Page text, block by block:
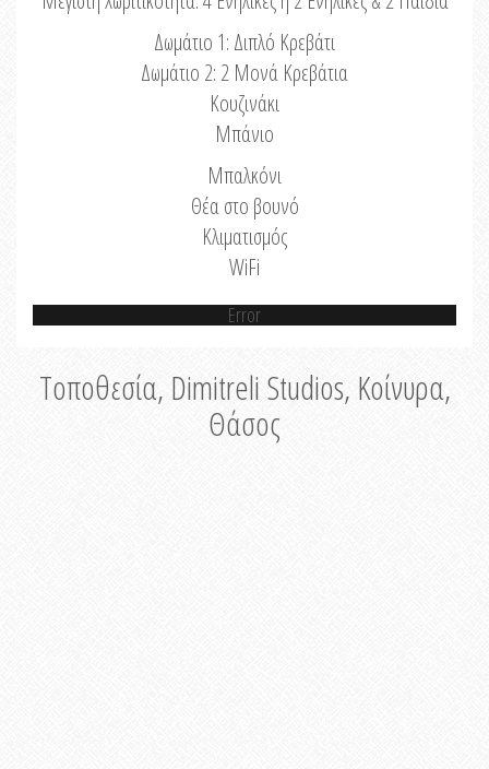
Δωμάτιο 1: Διπλό Κρεβάτι
Δωμάτιο 2: 2 Μονά Κρεβάτια
Κουζινάκι
Μπάνιο
Μπαλκόνι
Θέα στο βουνό
Κλιματισμός
WiFi
Error
Τοποθεσία, Dimitreli Studios, Κοίνυρα,
Θάσος